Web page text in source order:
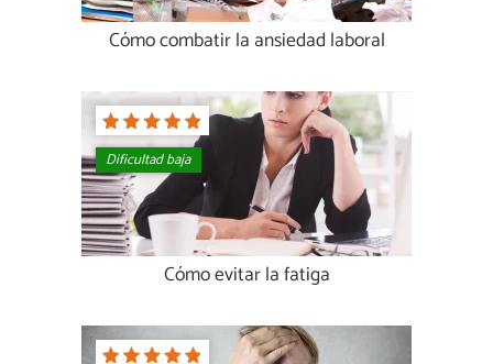
Cómo combatir la ansiedad laboral
Dificultad baja
Cómo evitar la fatiga